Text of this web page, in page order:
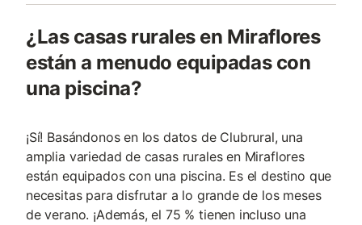
¿Las casas rurales en Miraflores
están a menudo equipadas con
una piscina?
¡Sí! Basándonos en los datos de Clubrural, una
amplia variedad de casas rurales en Miraflores
están equipados con una piscina. Es el destino que
necesitas para disfrutar a lo grande de los meses
de verano. ¡Además, el 75 % tienen incluso una